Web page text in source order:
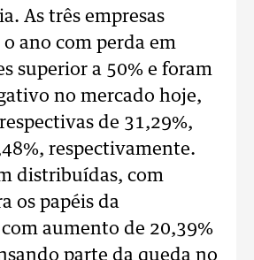
As três empresas
ano com perda em
superior a 50% e foram
no mercado hoje,
de 31,29%,
respectivamente.
distribuídas, com
os papéis da
aumento de 20,39%
parte da queda no